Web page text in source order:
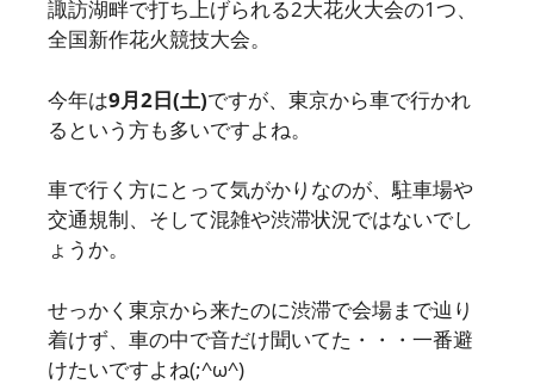
諏訪湖畔で打ち上げられる2大花火大会の1つ、
全国新作花火競技大会。
今年は9月2日(土)ですが、東京から車で行かれ
るという方も多いですよね。
車で行く方にとって気がかりなのが、駐車場や
交通規制、そして混雑や渋滞状況ではないでし
ょうか。
せっかく東京から来たのに渋滞で会場まで辿り
着けず、車の中で音だけ聞いてた・・・一番避
けたいですよね(;^ω^)